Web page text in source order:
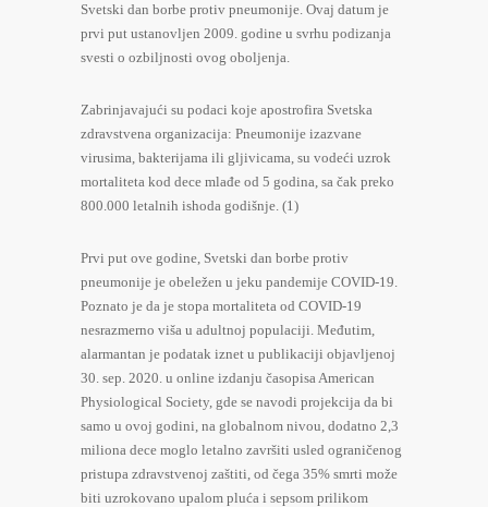
Svetski dan borbe protiv pneumonije. Ovaj datum je
prvi put ustanovljen 2009. godine u svrhu podizanja
svesti o ozbiljnosti ovog oboljenja.
Zabrinjavajući su podaci koje apostrofira Svetska
zdravstvena organizacija: Pneumonije izazvane
virusima, bakterijama ili gljivicama, su vodeći uzrok
mortaliteta kod dece mlađe od 5 godina, sa čak preko
800.000 letalnih ishoda godišnje. (1)
Prvi put ove godine, Svetski dan borbe protiv
pneumonije je obeležen u jeku pandemije COVID-19.
Poznato je da je stopa mortaliteta od COVID-19
nesrazmerno viša u adultnoj populaciji. Međutim,
alarmantan je podatak iznet u publikaciji objavljenoj
30. sep. 2020. u online izdanju časopisa American
Physiological Society, gde se navodi projekcija da bi
samo u ovoj godini, na globalnom nivou, dodatno 2,3
miliona dece moglo letalno završiti usled ograničenog
pristupa zdravstvenoj zaštiti, od čega 35% smrti može
biti uzrokovano upalom pluća i sepsom prilikom